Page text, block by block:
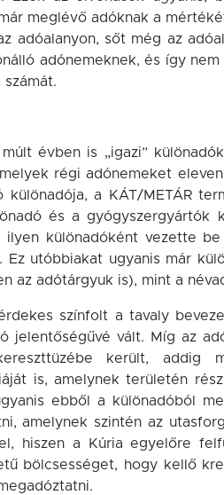
meglévő adóknak a
adóalanyon, sőt még az
adónemeknek, és így
évben is „igazi”
régi adónemeket
különadója, a KÁT/METÁR
és a gyógyszergyártók
ilyen különadóként vezette
utóbbiakat ugyanis már
az adótárgyuk is), mint a
színfolt a tavaly
jelentőségűvé vált. Míg az
került, addig
is, amelynek területén
ebből a különadóból
amelynek szintén az
hiszen a Kúria egyelőre
bölcsességet, hogy kellő